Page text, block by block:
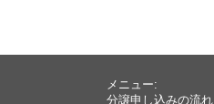
メニュー:
分譲申し込みの流れ